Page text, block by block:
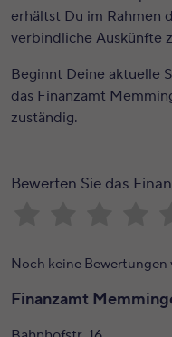
erhältst Du im Rahmen
verbindliche Auskünfte
Beginnt Deine aktuelle
das Finanzamt
zuständig.
Bewerten Sie das
Noch keine Bewertungen
Finanzamt